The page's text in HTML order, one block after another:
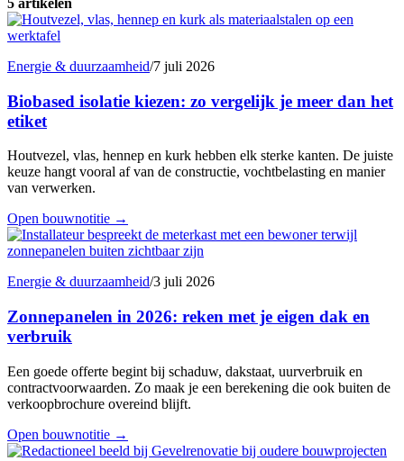
5 artikelen
Energie & duurzaamheid/7 juli 2026
Biobased isolatie kiezen: zo vergelijk je meer dan het
etiket
Houtvezel, vlas, hennep en kurk hebben elk sterke kanten. De juiste
keuze hangt vooral af van de constructie, vochtbelasting en manier
van verwerken.
Open bouwnotitie →
Energie & duurzaamheid/3 juli 2026
Zonnepanelen in 2026: reken met je eigen dak en
verbruik
Een goede offerte begint bij schaduw, dakstaat, uurverbruik en
contractvoorwaarden. Zo maak je een berekening die ook buiten de
verkoopbrochure overeind blijft.
Open bouwnotitie →